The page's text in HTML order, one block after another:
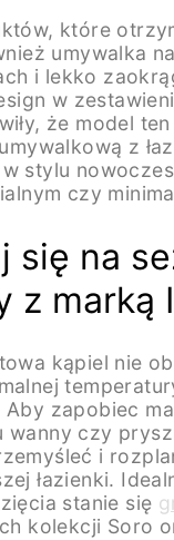
które
umywalka
i lekko
w
że model
z
stylu
czy
się na
z marką
kąpiel nie
Aby zapobiec
wanny czy
i
łazienki.
stanie się
kolekcji Soro